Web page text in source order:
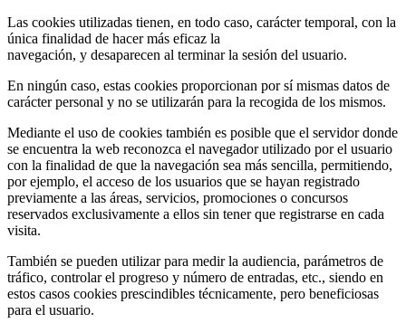
Las cookies utilizadas tienen, en todo caso, carácter temporal, con la
única finalidad de hacer más eficaz la
navegación, y desaparecen al terminar la sesión del usuario.
En ningún caso, estas cookies proporcionan por sí mismas datos de
carácter personal y no se utilizarán para la recogida de los mismos.
Mediante el uso de cookies también es posible que el servidor donde
se encuentra la web reconozca el navegador utilizado por el usuario
con la finalidad de que la navegación sea más sencilla, permitiendo,
por ejemplo, el acceso de los usuarios que se hayan registrado
previamente a las áreas, servicios, promociones o concursos
reservados exclusivamente a ellos sin tener que registrarse en cada
visita.
También se pueden utilizar para medir la audiencia, parámetros de
tráfico, controlar el progreso y número de entradas, etc., siendo en
estos casos cookies prescindibles técnicamente, pero beneficiosas
para el usuario.